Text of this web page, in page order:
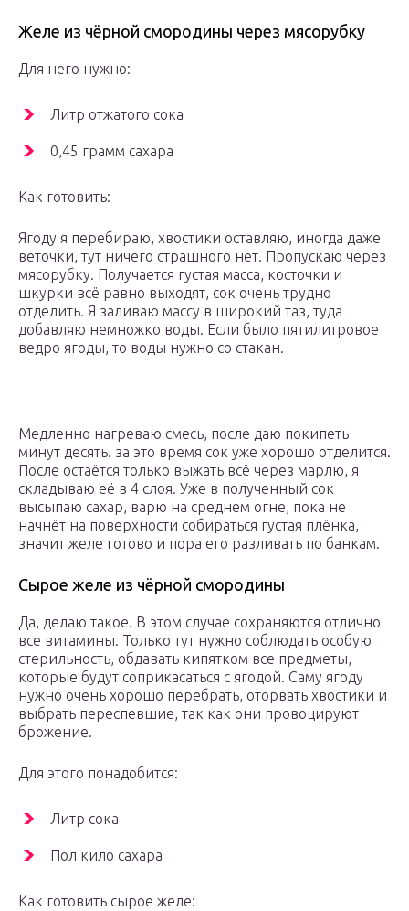
Желе из чёрной смородины через мясорубку
Для него нужно:
Литр отжатого сока
0,45 грамм сахара
Как готовить:
Ягоду я перебираю, хвостики оставляю, иногда даже
веточки, тут ничего страшного нет. Пропускаю через
мясорубку. Получается густая масса, косточки и
шкурки всё равно выходят, сок очень трудно
отделить. Я заливаю массу в широкий таз, туда
добавляю немножко воды. Если было пятилитровое
ведро ягоды, то воды нужно со стакан.
Медленно нагреваю смесь, после даю покипеть
минут десять. за это время сок уже хорошо отделится.
После остаётся только выжать всё через марлю, я
складываю её в 4 слоя. Уже в полученный сок
высыпаю сахар, варю на среднем огне, пока не
начнёт на поверхности собираться густая плёнка,
значит желе готово и пора его разливать по банкам.
Сырое желе из чёрной смородины
Да, делаю такое. В этом случае сохраняются отлично
все витамины. Только тут нужно соблюдать особую
стерильность, обдавать кипятком все предметы,
которые будут соприкасаться с ягодой. Саму ягоду
нужно очень хорошо перебрать, оторвать хвостики и
выбрать переспевшие, так как они провоцируют
брожение.
Для этого понадобится:
Литр сока
Пол кило сахара
Как готовить сырое желе: